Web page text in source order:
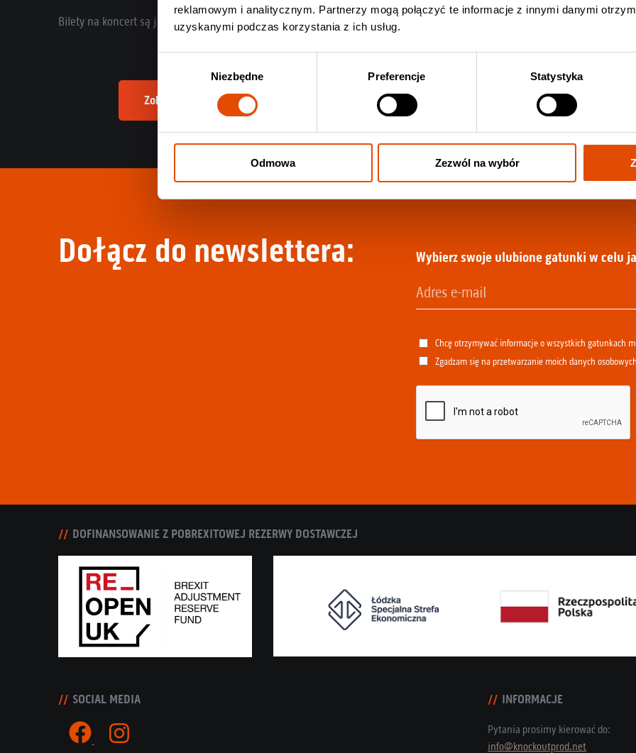
reklamowym i analitycznym. Partnerzy mogą połączyć te informacje z innymi danymi
uzyskanymi podczas korzystania z ich usług.
Niezbędne Preferencje Statystyka
Odmowa Zezwól na wybór
Bilety na koncert są już dostępne naKnock Out Music Store(druki kolekcjonerskie).
Zobacz informacje o nadchodzącym koncercie Absu
Dołącz do newslettera: Wybierz swoje ulubione gatunki w celu
Chcę otrzymywać informacje o wszystkich gatunkach
Zgadzam się na przetwarzanie moich danych
DOFINANSOWANIE Z POBREXITOWEJ REZERWY DOSTAWCZEJ
SOCIAL MEDIA INFORMACJE
Pytania prosimy kierować do:
info@knockoutprod.net